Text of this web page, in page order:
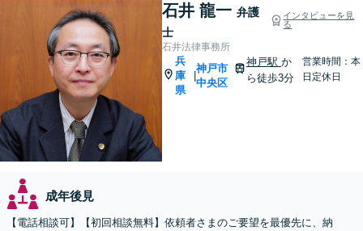
石井 龍一 弁護
士
インタビューを見
る
石井法律事務所
兵
庫
県
神戸市
中央区
神戸駅 か
ら徒歩3分
営業時間：本
日定休日
成年後見
【電話相談可】【初回相談無料】依頼者さまのご要望を最優先に、納